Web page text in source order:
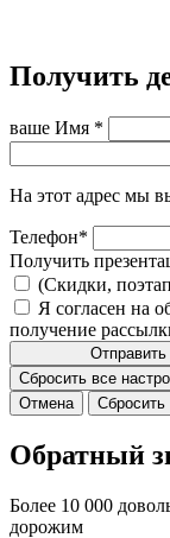
Получить
ваше Имя *
На этот адрес мы
Телефон*
Получить
(Скидки,
Я согласен на
получение
Отправить
Сбросить все
Отмена
Сбросить
Обратный
Более 10 000
дорожим